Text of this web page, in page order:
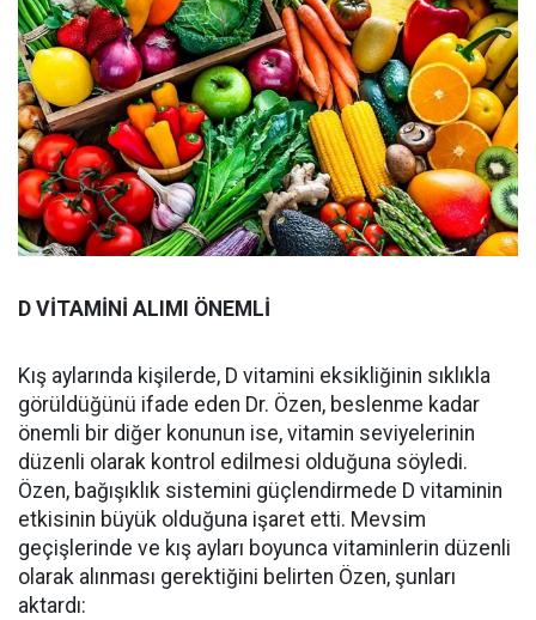
D VİTAMİNİ ALIMI ÖNEMLİ
Kış aylarında kişilerde, D vitamini eksikliğinin sıklıkla
görüldüğünü ifade eden Dr. Özen, beslenme kadar
önemli bir diğer konunun ise, vitamin seviyelerinin
düzenli olarak kontrol edilmesi olduğuna söyledi.
Özen, bağışıklık sistemini güçlendirmede D vitaminin
etkisinin büyük olduğuna işaret etti. Mevsim
geçişlerinde ve kış ayları boyunca vitaminlerin düzenli
olarak alınması gerektiğini belirten Özen, şunları
aktardı: